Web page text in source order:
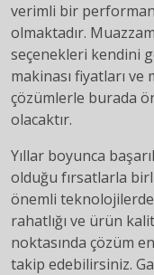
verimli bir
olmaktadır.
seçenekleri kendini
makinası fiyatları
çözümlerle burada
olacaktır.
Yıllar boyunca
olduğu fırsatlarla
önemli
rahatlığı ve ürün
noktasında çözüm
takip edebilirsiniz.